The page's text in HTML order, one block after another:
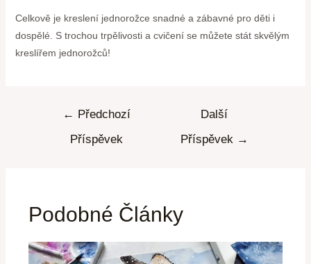
Celkově je kreslení jednorožce snadné a zábavné pro děti i
dospělé. S trochou trpělivosti a cvičení se můžete stát skvělým
kreslířem jednorožců!
← Předchozí
Příspěvek
Další
Příspěvek →
Podobné Články